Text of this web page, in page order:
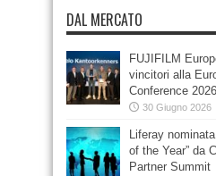
DAL MERCATO
FUJIFILM
vincitori alla
Conference
30 Giugno 2026
Liferay
of the Year” da
Partner Summit